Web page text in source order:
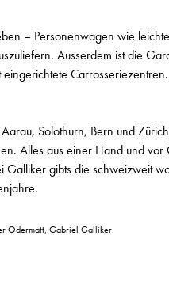
– Personenwagen wie
Ausserdem ist die
Carrosseriezentren.
Solothurn, Bern und
Alles aus einer Hand und
Galliker gibts die schweizweit
Odermatt, Gabriel Galliker